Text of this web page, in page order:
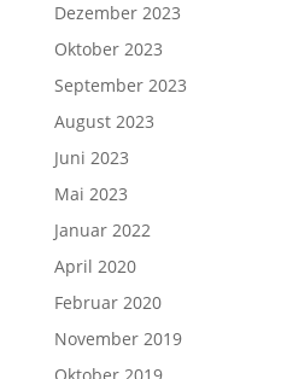
Dezember 2023
Oktober 2023
September 2023
August 2023
Juni 2023
Mai 2023
Januar 2022
April 2020
Februar 2020
November 2019